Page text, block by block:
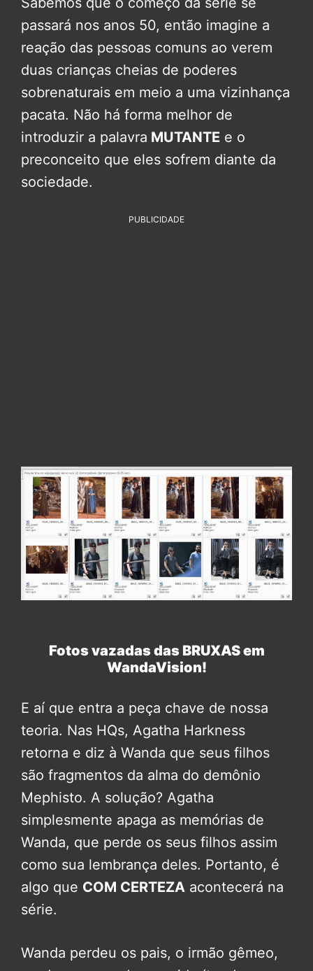
passará nos anos 50, então imagine a
reação das pessoas comuns ao verem
duas crianças cheias de poderes
sobrenaturais em meio a uma vizinhança
pacata. Não há forma melhor de
introduzir a palavra MUTANTE e o
preconceito que eles sofrem diante da
sociedade.
PUBLICIDADE
Fotos vazadas das BRUXAS em
WandaVision!
E aí que entra a peça chave de nossa
teoria. Nas HQs, Agatha Harkness
retorna e diz à Wanda que seus filhos
são fragmentos da alma do demônio
Mephisto. A solução? Agatha
simplesmente apaga as memórias de
Wanda, que perde os seus filhos assim
como sua lembrança deles. Portanto, é
algo que COM CERTEZA acontecerá na
série.
Wanda perdeu os pais, o irmão gêmeo,